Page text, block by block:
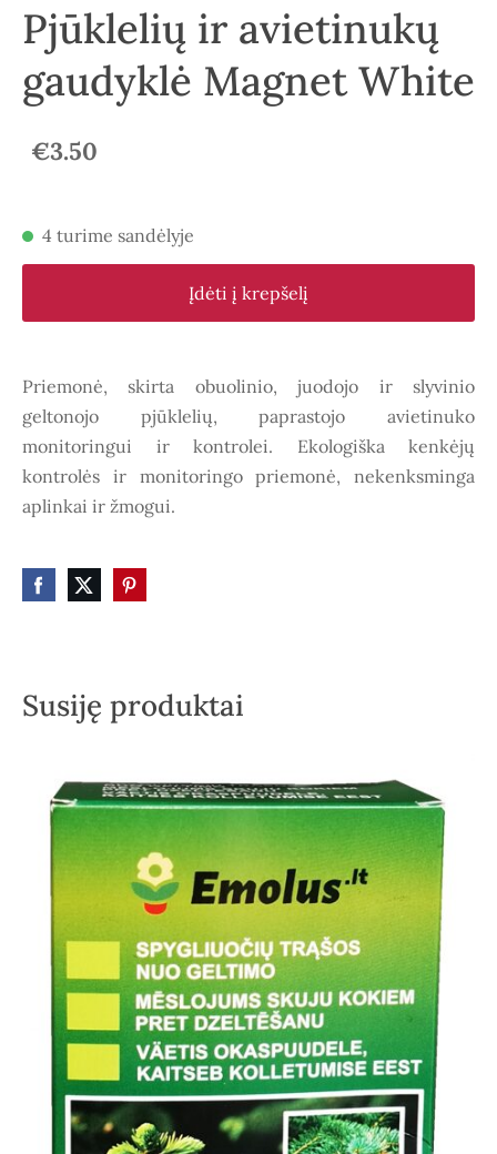
Pjūklelių ir avietinukų
gaudyklė Magnet White
€3.50
4 turime sandėlyje
Įdėti į krepšelį
Priemonė, skirta obuolinio, juodojo ir slyvinio
geltonojo pjūklelių, paprastojo avietinuko
monitoringui ir kontrolei. Ekologiška kenkėjų
kontrolės ir monitoringo priemonė, nekenksminga
aplinkai ir žmogui.
Susiję produktai